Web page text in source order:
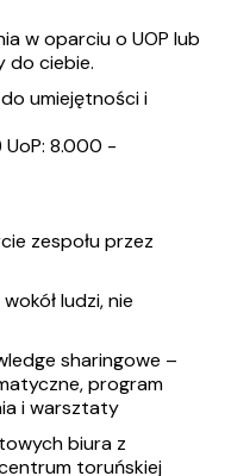
w oparciu o UOP lub
do ciebie.
umiejętności i
UoP: 8.000 -
zespołu przez
ludzi, nie
sharingowe –
program
i warsztaty
biura z
toruńskiej